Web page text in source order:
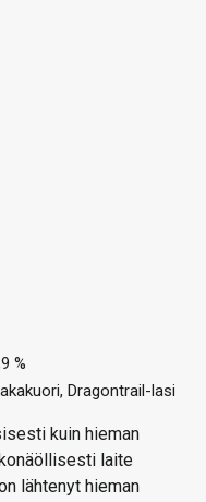
%
Dragontrail-lasi
kuin hieman
laite
lähtenyt hieman